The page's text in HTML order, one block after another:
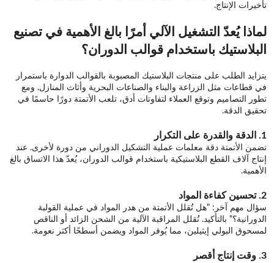
تأخيرات الإنتاج.
لماذا يُعدّ التشغيل الآلي أمرًا بالغ الأهمية في تصنيع
البلاستيك باستخدام قوالب الدوران؟
يتزايد الطلب على منتجات البلاستيك المصبوبة بالقوالب الدوارة باستمرار
في قطاعات مثل الزراعة والبناء والصناعات البحرية وأثاث المنازل. ومع
تطور التصاميم وتوقع العملاء لتفاوتات أدق، تلعب الأتمتة دورًا حاسمًا في
تحقيق الدقة.
1. الدقة والقدرة على التكرار
تضمن الأتمتة دقة معلمات عملية التشكيل الدوراني من دورة لأخرى. عند
إنتاج آلاف القطع البلاستيكية باستخدام قوالب الدوران، يُعدّ هذا الاتساق بالغ
الأهمية.
2. تحسين كفاءة المواد
سؤال مهم آخر: "هل تُقلل الأتمتة من هدر المواد في عملية القولبة
الدورانية؟" بالتأكيد. تُقلل المراقبة الآلية من الشحن الزائد أو الناقص
لمسحوق البولي إيثيلين، مما يُوفر المواد ويضمن أسطحًا أكثر نعومة.
3. وقت إنتاج أقصر